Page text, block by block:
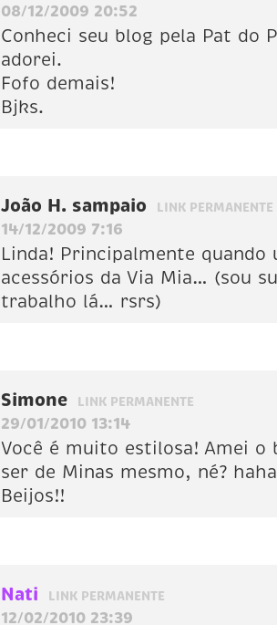
08/12/2009 20:52
Conheci seu blog pela Pat do
adorei.
Fofo demais!
Bjks.
João H. sampaio LINK PERMANENTE
14/12/2009 7:16
Linda! Principalmente quando
acessórios da Via Mia… (sou
trabalho lá… rsrs)
Simone LINK PERMANENTE
29/01/2010 13:14
Você é muito estilosa! Amei o
ser de Minas mesmo, né?
Beijos!!
Nati LINK PERMANENTE
12/02/2010 23:39